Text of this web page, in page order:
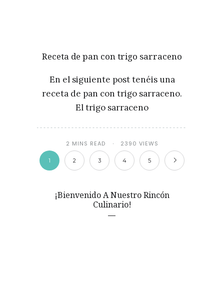
Receta de pan con trigo sarraceno
En el siguiente post tenéis una
receta de pan con trigo sarraceno.
El trigo sarraceno
2 MINS READ 2390 VIEWS
1 2 3 4 5
¡Bienvenido A Nuestro Rincón
Culinario!